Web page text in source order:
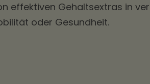
effektiven Gehaltsextras in
oder Gesundheit.